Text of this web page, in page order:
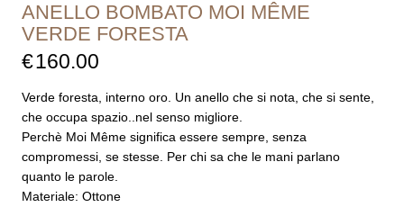
ANELLO BOMBATO MOI MÊME
VERDE FORESTA
€160.00
Verde foresta, interno oro. Un anello che si nota, che si sente,
che occupa spazio..nel senso migliore.
Perchè Moi Même significa essere sempre, senza
compromessi, se stesse. Per chi sa che le mani parlano
quanto le parole.
Materiale: Ottone